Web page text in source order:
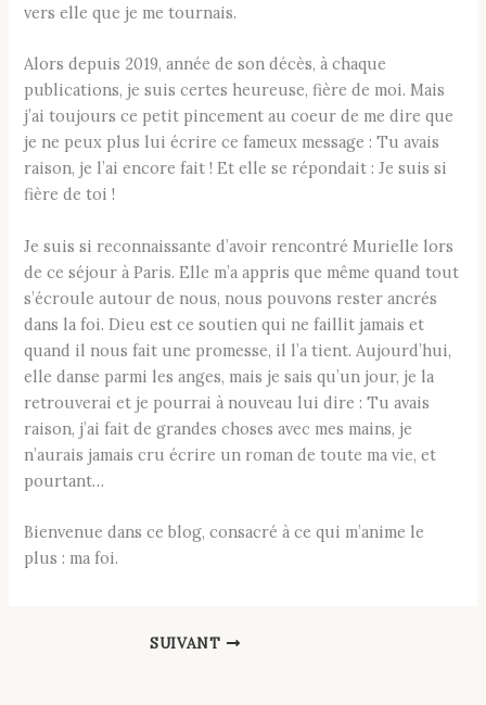
vers elle que je me tournais.
Alors depuis 2019, année de son décès, à chaque
publications, je suis certes heureuse, fière de moi. Mais
j’ai toujours ce petit pincement au coeur de me dire que
je ne peux plus lui écrire ce fameux message : Tu avais
raison, je l’ai encore fait ! Et elle se répondait : Je suis si
fière de toi !
Je suis si reconnaissante d’avoir rencontré Murielle lors
de ce séjour à Paris. Elle m’a appris que même quand tout
s’écroule autour de nous, nous pouvons rester ancrés
dans la foi. Dieu est ce soutien qui ne faillit jamais et
quand il nous fait une promesse, il l’a tient. Aujourd’hui,
elle danse parmi les anges, mais je sais qu’un jour, je la
retrouverai et je pourrai à nouveau lui dire : Tu avais
raison, j’ai fait de grandes choses avec mes mains, je
n’aurais jamais cru écrire un roman de toute ma vie, et
pourtant…
Bienvenue dans ce blog, consacré à ce qui m’anime le
plus : ma foi.
SUIVANT